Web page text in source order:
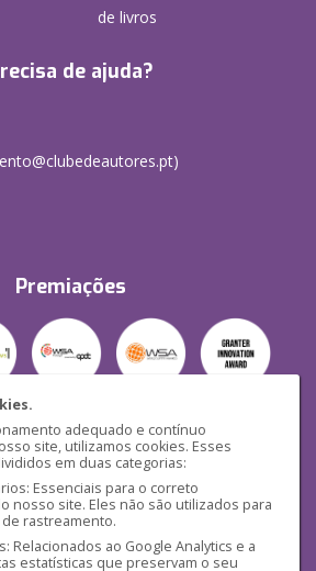
adequado e contínuo
site, utilizamos cookies. Esses
em duas categorias:
Essenciais para o correto
nosso site. Eles não são utilizados para
rastreamento.
Relacionados ao Google Analytics e a
estatísticas que preservam o seu
de livros
de ajuda?
)
Premiações
Segurança